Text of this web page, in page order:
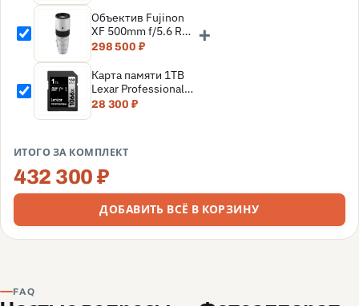
Объектив Fujinon
XF 500mm f/5.6 R
LM OIS WR, белый
298 500 ₽
+
Карта памяти 1TB
Lexar Professional
SDXC UHS-I
BNNNG)
28 300 ₽
ИТОГО ЗА КОМПЛЕКТ
432 300 ₽
ДОБАВИТЬ ВСЁ В КОРЗИНУ
FAQ